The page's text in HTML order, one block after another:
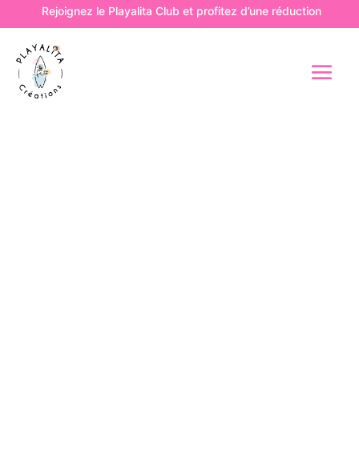
Rejoignez le Playalita Club et profitez d’une réduction de 10%